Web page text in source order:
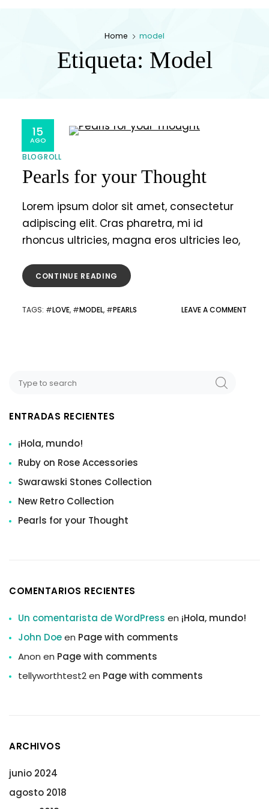
Home model
Etiqueta: Model
BLOGROLL
Pearls for your Thought
15
AGO
Lorem ipsum dolor sit amet, consectetur
adipiscing elit. Cras pharetra, mi id
rhoncus ultricies, magna eros ultricies leo,
CONTINUE READING
TAGS: #LOVE, #MODEL, #PEARLS LEAVE A COMMENT
ENTRADAS RECIENTES
¡Hola, mundo!
Ruby on Rose Accessories
Swarawski Stones Collection
New Retro Collection
Pearls for your Thought
COMENTARIOS RECIENTES
Un comentarista de WordPress en ¡Hola, mundo!
John Doeen Page with comments
Anon en Page with comments
tellyworthtest2en Page with comments
ARCHIVOS
junio 2024
agosto 2018